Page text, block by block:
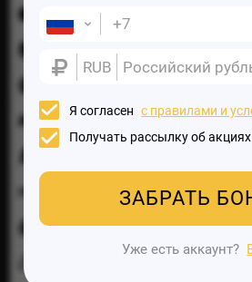
RUB Российский
Уже есть аккаунт?
Я согласен с правилами и
Получать рассылку об
ЗАБРАТЬ